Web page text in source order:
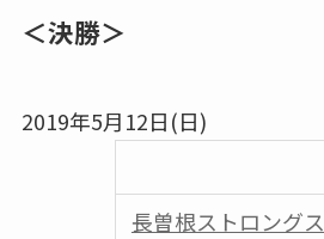
＜決勝＞
2019年5月12日(日)
⾧曽根ストロングス